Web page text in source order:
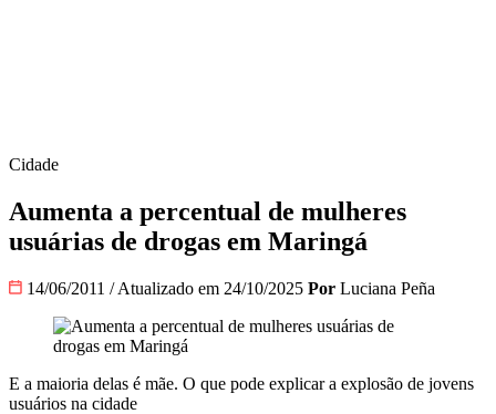
Cidade
Aumenta a percentual de mulheres
usuárias de drogas em Maringá
14/06/2011 / Atualizado em 24/10/2025 Por Luciana Peña
E a maioria delas é mãe. O que pode explicar a explosão de jovens
usuários na cidade